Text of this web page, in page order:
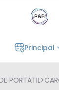
Principal
PORTATIL>